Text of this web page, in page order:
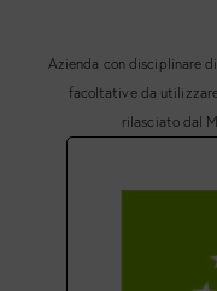
Azienda con disciplinare
facoltative da
rilasciato dal